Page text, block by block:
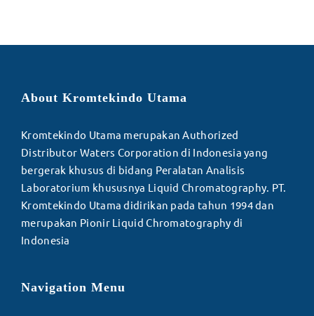
About Kromtekindo Utama
Kromtekindo Utama merupakan Authorized
Distributor Waters Corporation di Indonesia yang
bergerak khusus di bidang Peralatan Analisis
Laboratorium khususnya Liquid Chromatography. PT.
Kromtekindo Utama didirikan pada tahun 1994 dan
merupakan Pionir Liquid Chromatography di
Indonesia
Navigation Menu